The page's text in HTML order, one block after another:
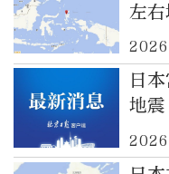
左
日
地震